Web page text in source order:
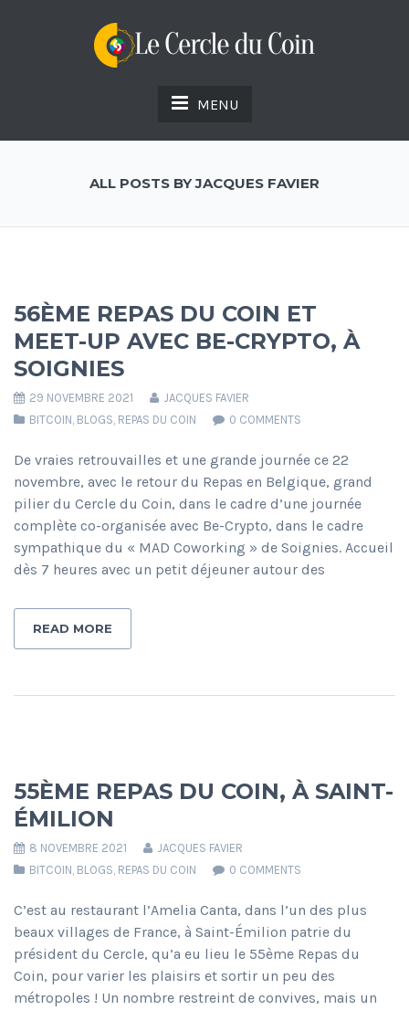
MENU
ALL POSTS BY JACQUES FAVIER
56ÈME REPAS DU COIN ET
MEET-UP AVEC BE-CRYPTO, À
SOIGNIES
29 NOVEMBRE 2021
JACQUES FAVIER
BITCOIN, BLOGS, REPAS DU COIN 0 COMMENTS
De vraies retrouvailles et une grande journée ce 22
novembre, avec le retour du Repas en Belgique, grand
pilier du Cercle du Coin, dans le cadre d’une journée
complète co-organisée avec Be-Crypto, dans le cadre
sympathique du « MAD Coworking » de Soignies. Accueil
dès 7 heures avec un petit déjeuner autour des
READ MORE
55ÈME REPAS DU COIN, À SAINT-
ÉMILION
8 NOVEMBRE 2021
JACQUES FAVIER
BITCOIN, BLOGS, REPAS DU COIN 0 COMMENTS
C’est au restaurant l’Amelia Canta, dans l’un des plus
beaux villages de France, à Saint-Émilion patrie du
président du Cercle, qu’a eu lieu le 55ème Repas du
Coin, pour varier les plaisirs et sortir un peu des
métropoles ! Un nombre restreint de convives, mais un